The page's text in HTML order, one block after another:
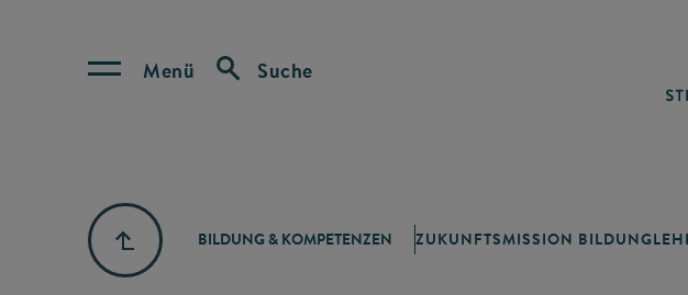
Menü Suche
BILDUNG & KOMPETENZEN ZUKUNFTSMISSION BILDUNG